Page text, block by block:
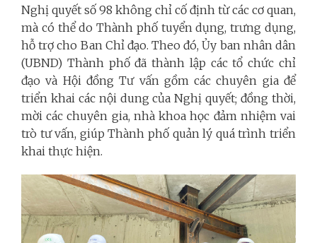
Nghị quyết số 98 không chỉ cố định từ các cơ quan,
mà có thể do Thành phố tuyển dụng, trưng dụng,
hỗ trợ cho Ban Chỉ đạo. Theo đó, Ủy ban nhân dân
(UBND) Thành phố đã thành lập các tổ chức chỉ
đạo và Hội đồng Tư vấn gồm các chuyên gia để
triển khai các nội dung của Nghị quyết; đồng thời,
mời các chuyên gia, nhà khoa học đảm nhiệm vai
trò tư vấn, giúp Thành phố quản lý quá trình triển
khai thực hiện.